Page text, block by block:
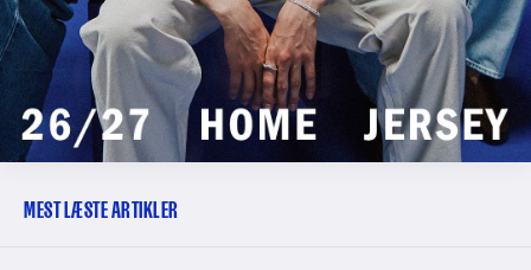
MEST LÆSTE ARTIKLER